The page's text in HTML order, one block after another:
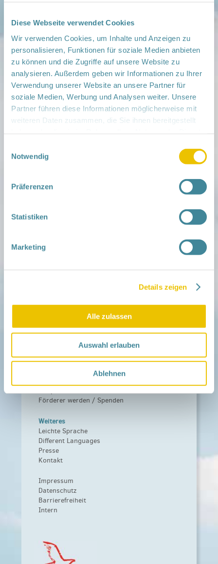
Diese Webseite verwendet Cookies
Wir verwenden Cookies, um Inhalte und Anzeigen zu
personalisieren, Funktionen für soziale Medien anbieten
zu können und die Zugriffe auf unsere Website zu
analysieren. Außerdem geben wir Informationen zu Ihrer
Verwendung unserer Website an unsere Partner für
soziale Medien, Werbung und Analysen weiter. Unsere
Partner führen diese Informationen möglicherweise mit
weiteren Daten zusammen, die Sie ihnen bereitgestellt
Notwendig
Präferenzen
Statistiken
Marketing
Details zeigen
Alle zulassen
Auswahl erlauben
Ablehnen
manuela.ladewig@immanuelalbertinen.de
Veranstaltungsort:
Netzwerk Gesunde Kind er Barnim Süd, Berliner
Straße 26, 16321 Bernau
› auf Google Maps anzeigen
teilen
Weitere Infos:
› Zum Regionalnetzwerk ...
Infos für Familien
Zu deiner Region
Aktuelles
Über das Netzwerk
Das Familienhandbuch
Förderer werden / Spenden
Weiteres
Leichte Sprache
Different Languages
Presse
Kontakt
Impressum
Datenschutz
Barrierefreiheit
Intern